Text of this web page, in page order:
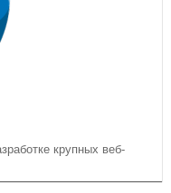
крупных веб-